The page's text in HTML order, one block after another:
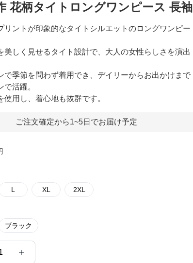
花柄タイトロングワンピース 長袖
リントが印象的なタイトシルエットのロングワンピー
美しく見せるタイト設計で、大人の女性らしさを演出
で季節を問わず着用でき、デイリーからお出かけまで
活躍。
使用し、着心地も抜群です。
ご注文確定から1~5日でお届け予定
L XL 2XL
ブラック